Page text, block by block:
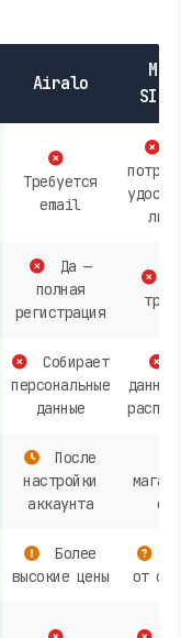
Airalo
SIM-
Требуется
email
Да —
полная
регистрация
Собирает
персональные
данные
После
настройки
аккаунта
Более
высокие цены
от